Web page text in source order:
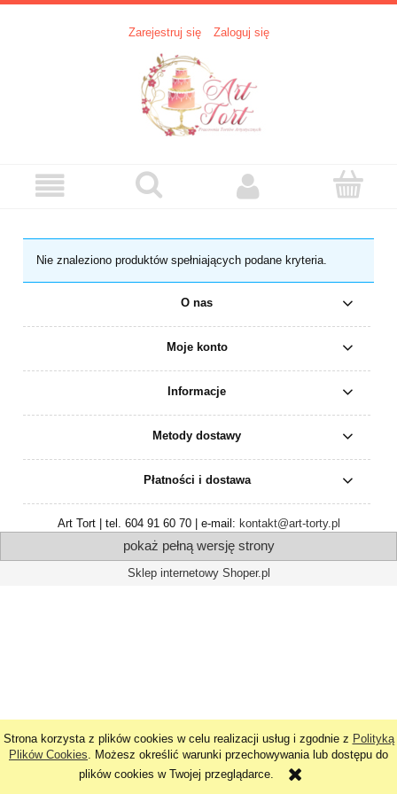
Strona korzysta z plików cookies w celu realizacji usług i zgodnie z Polityką
Plików Cookies. Możesz określić warunki przechowywania lub dostępu do
plików cookies w Twojej przeglądarce.
Zarejestruj się Zaloguj się
Nie znaleziono produktów spełniających podane kryteria.
O nas
Moje konto
Informacje
Metody dostawy
Płatności i dostawa
Art Tort | tel. 604 91 60 70 | e-mail: kontakt@art-torty.pl
pokaż pełną wersję strony
Sklep internetowy Shoper.pl